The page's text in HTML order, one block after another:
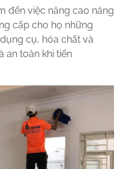
đến việc nâng cao năng
cấp cho họ những
cụ, hóa chất và
an toàn khi tiến